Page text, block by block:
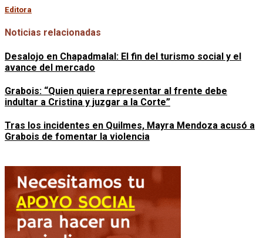
Editora
Noticias relacionadas
Desalojo en Chapadmalal: El fin del turismo social y el
avance del mercado
Grabois: “Quien quiera representar al frente debe
indultar a Cristina y juzgar a la Corte”
Tras los incidentes en Quilmes, Mayra Mendoza acusó a
Grabois de fomentar la violencia